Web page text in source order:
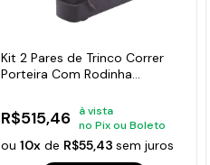
Acessorios para Piscinas
Ver Tudo
Kit 2 Pares de Trinco Correr
Porteira Com Rodinha
R$515,46
à vista
no Pix ou Boleto
ou 10xde R$55,43 sem juros